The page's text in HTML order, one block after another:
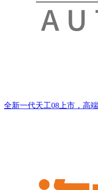
全新一代天工08上市，高